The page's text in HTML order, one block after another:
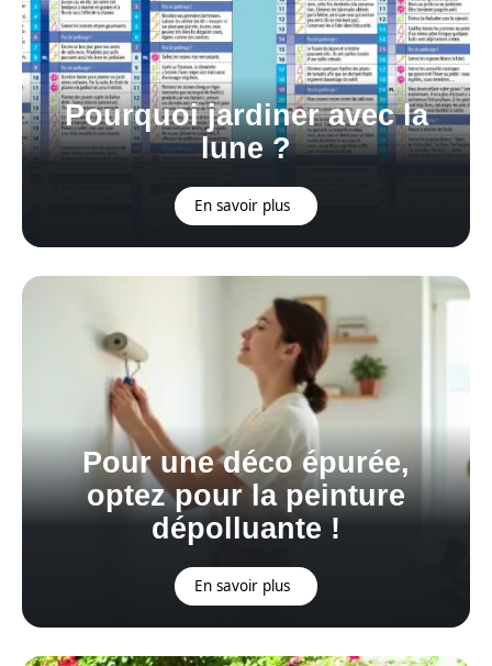
Pourquoi jardiner avec la
lune ?
En savoir plus
Pour une déco épurée,
optez pour la peinture
dépolluante !
En savoir plus